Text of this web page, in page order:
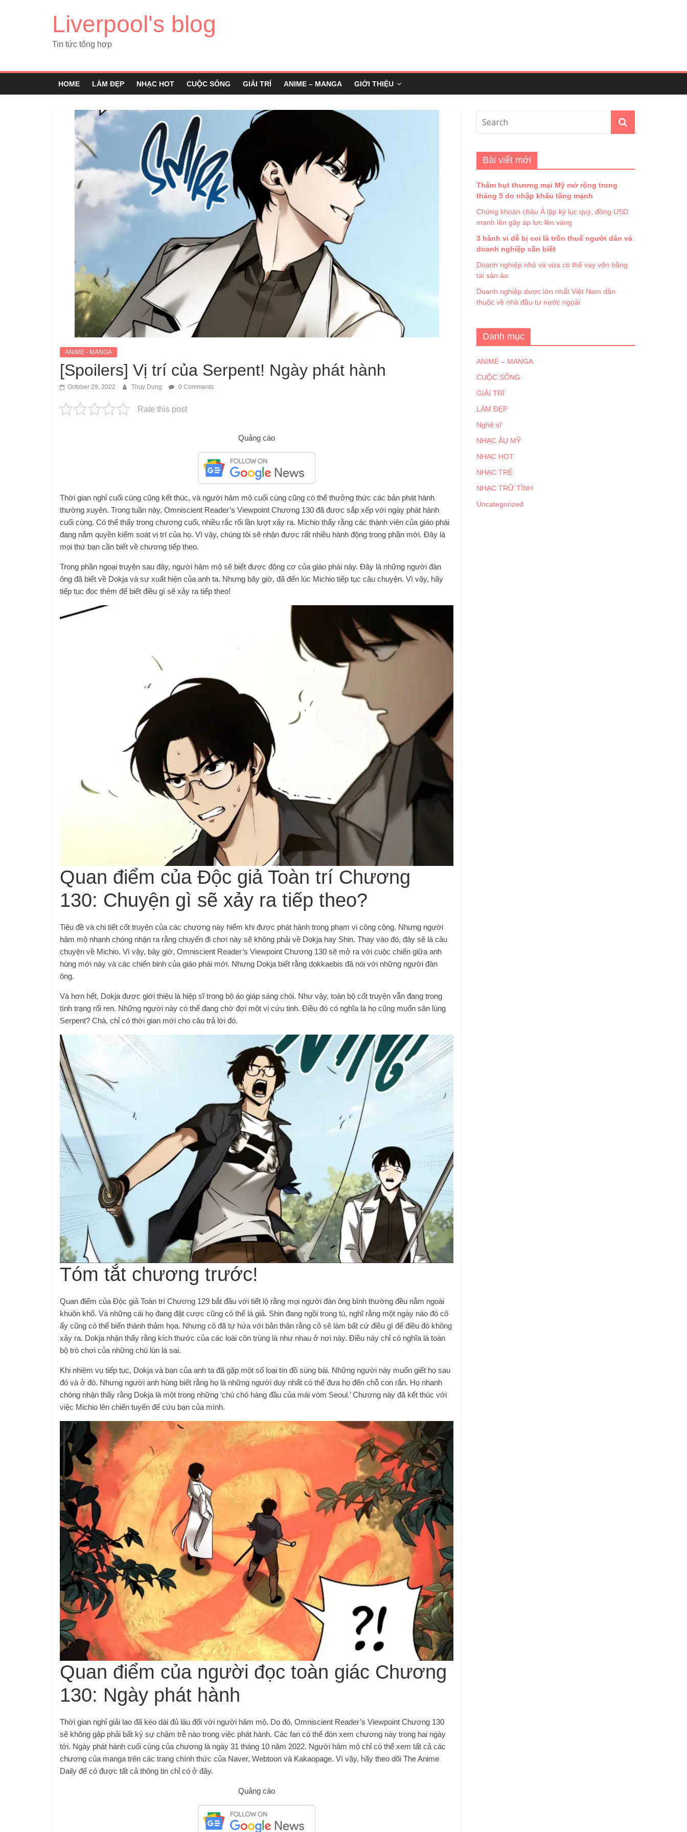
Liverpool's blog
Tin tức tổng hợp
HOME LÀM ĐẸP NHẠC HOT CUỘC SỐNG GIẢI TRÍ ANIME – MANGA GIỚI THIỆU
ANIME - MANGA
[Spoilers] Vị trí của Serpent! Ngày phát hành
October 29, 2022 Thuy Dung 0 Comments
Rate this post
Quảng cáo
Thời gian nghỉ cuối cùng cũng kết thúc, và người hâm mộ cuối cùng cũng có thể thưởng thức các bản phát hành
thường xuyên. Trong tuần này, Omniscient Reader’s Viewpoint Chương 130 đã được sắp xếp với ngày phát hành
cuối cùng. Có thể thấy trong chương cuối, nhiều rắc rối lần lượt xảy ra. Michio thấy rằng các thành viên của giáo phái
đang nắm quyền kiểm soát vị trí của họ. Vì vậy, chúng tôi sẽ nhận được rất nhiều hành động trong phần mới. Đây là
mọi thứ bạn cần biết về chương tiếp theo.
Trong phần ngoại truyện sau đây, người hâm mộ sẽ biết được động cơ của giáo phái này. Đây là những người đàn
ông đã biết về Dokja và sự xuất hiện của anh ta. Nhưng bây giờ, đã đến lúc Michio tiếp tục câu chuyện. Vì vậy, hãy
tiếp tục đọc thêm để biết điều gì sẽ xảy ra tiếp theo!
Quan điểm của Độc giả Toàn trí Chương
130: Chuyện gì sẽ xảy ra tiếp theo?
Tiêu đề và chi tiết cốt truyện của các chương này hiếm khi được phát hành trong phạm vi công cộng. Nhưng người
hâm mộ nhanh chóng nhận ra rằng chuyến đi chơi này sẽ không phải về Dokja hay Shin. Thay vào đó, đây sẽ là câu
chuyện về Michio. Vì vậy, bây giờ, Omniscient Reader’s Viewpoint Chương 130 sẽ mở ra với cuộc chiến giữa anh
hùng mới này và các chiến binh của giáo phái mới. Nhưng Dokja biết rằng dokkaebis đã nói với những người đàn
ông.
Và hơn hết, Dokja được giới thiệu là hiệp sĩ trong bộ áo giáp sáng chói. Như vậy, toàn bộ cốt truyện vẫn đang trong
tình trạng rối ren. Những người này có thể đang chờ đợi một vị cứu tinh. Điều đó có nghĩa là họ cũng muốn săn lùng
Serpent? Chà, chỉ có thời gian mới cho câu trả lời đó.
Tóm tắt chương trước!
Quan điểm của Độc giả Toàn trí Chương 129 bắt đầu với tiết lộ rằng mọi người đàn ông bình thường đều nằm ngoài
khuôn khổ. Và những cái họ đang đặt cược cũng có thể là giả. Shin đang ngồi trong tù, nghĩ rằng một ngày nào đó cô
ấy cũng có thể biến thành thảm họa. Nhưng cô đã tự hứa với bản thân rằng cô sẽ làm bất cứ điều gì để điều đó không
xảy ra. Dokja nhận thấy rằng kích thước của các loài côn trùng là như nhau ở nơi này. Điều này chỉ có nghĩa là toàn
bộ trò chơi của những chú lùn là sai.
Khi nhiệm vụ tiếp tục, Dokja và bạn của anh ta đã gặp một số loại tín đồ sùng bái. Những người này muốn giết họ sau
đó và ở đó. Nhưng người anh hùng biết rằng họ là những người duy nhất có thể đưa họ đến chỗ con rắn. Họ nhanh
chóng nhận thấy rằng Dokja là một trong những ‘chú chó hàng đầu của mái vòm Seoul.’ Chương này đã kết thúc với
việc Michio lên chiến tuyến để cứu bạn của mình.
Quan điểm của người đọc toàn giác Chương
130: Ngày phát hành
Thời gian nghỉ giải lao đã kéo dài đủ lâu đối với người hâm mộ. Do đó, Omniscient Reader’s Viewpoint Chương 130
sẽ không gặp phải bất kỳ sự chậm trễ nào trong việc phát hành. Các fan có thể đón xem chương này trong hai ngày
tới. Ngày phát hành cuối cùng của chương là ngày 31 tháng 10 năm 2022. Người hâm mộ chỉ có thể xem tất cả các
chương của manga trên các trang chính thức của Naver, Webtoon và Kakaopage. Vì vậy, hãy theo dõi The Anime
Daily để có được tất cả thông tin chỉ có ở đây.
Quảng cáo
Bài viết mới
Thâm hụt thương mại Mỹ mở rộng trong
tháng 5 do nhập khẩu tăng mạnh
Chứng khoán châu Á lập kỷ lục quý, đồng USD
mạnh lên gây áp lực lên vàng
3 hành vi dễ bị coi là trốn thuế người dân và
doanh nghiệp cần biết
Doanh nghiệp nhỏ và vừa có thể vay vốn bằng
tài sản ảo
Doanh nghiệp dược lớn nhất Việt Nam dần
thuộc về nhà đầu tư nước ngoài
Danh mục
ANIME – MANGA
CUỘC SỐNG
GIẢI TRÍ
LÀM ĐẸP
Nghệ sĩ
NHẠC ÂU MỸ
NHẠC HOT
NHẠC TRẺ
NHẠC TRỮ TÌNH
Uncategorized